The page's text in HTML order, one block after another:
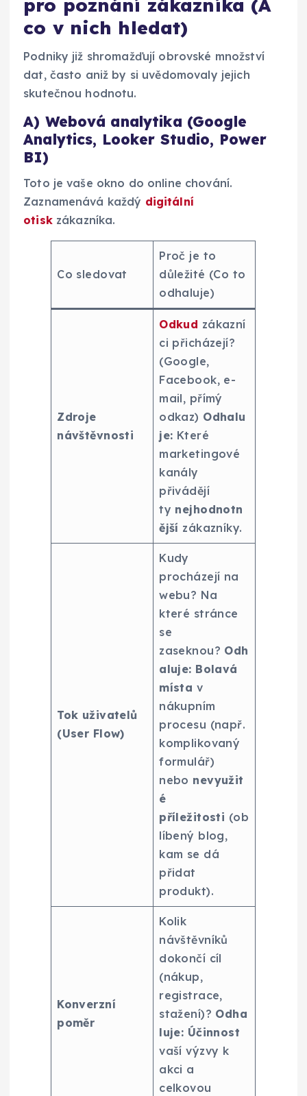
pro poznání zákazníka (A
co v nich hledat)
Podniky již shromažďují obrovské množství
dat, často aniž by si uvědomovaly jejich
skutečnou hodnotu.
A) Webová analytika (Google
Analytics, Looker Studio, Power
BI)
Toto je vaše okno do online chování.
Zaznamenává každý digitální
otiskzákazníka.
Co sledovat
Proč je to
důležité (Co to
odhaluje)
Zdroje
návštěvnosti
Odkud zákazní
ci přicházejí?
(Google,
Facebook, e-
mail, přímý
odkaz) Odhalu
je: Které
marketingové
kanály
přivádějí
ty nejhodnotn
ější zákazníky.
Tok uživatelů
(User Flow)
Kudy
procházejí na
webu? Na
které stránce
se
zaseknou? Odh
aluje: Bolavá
místa v
nákupním
procesu (např.
komplikovaný
formulář)
nebo nevyužit
é
příležitosti (ob
líbený blog,
kam se dá
přidat
produkt).
Konverzní
poměr
Kolik
návštěvníků
dokončí cíl
(nákup,
registrace,
stažení)? Odha
luje: Účinnost
vaší výzvy k
akci a
celkovou